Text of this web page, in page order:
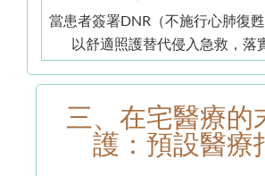
當患者簽署DNR（不施行心肺復
以舒適照護替代侵入急救，落
三、在宅醫療的
護：預設醫療